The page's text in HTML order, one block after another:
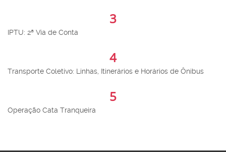
3
IPTU: 2ª Via de Conta
4
Transporte Coletivo: Linhas, Itinerários e Horários de Ônibus
5
Operação Cata Tranqueira